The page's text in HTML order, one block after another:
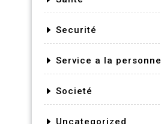
Securité
Service a la personne
Societé
Uncategorized